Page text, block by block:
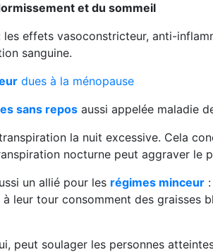
et du sommeil
les effets vasoconstricteur, anti-
sanguine.
dues à la ménopause
sans repos aussi appelée maladie
la nuit excessive. Cela
nocturne peut aggraver le
un allié pour les régimes minceur
leur tour consomment des graisses
peut soulager les personnes